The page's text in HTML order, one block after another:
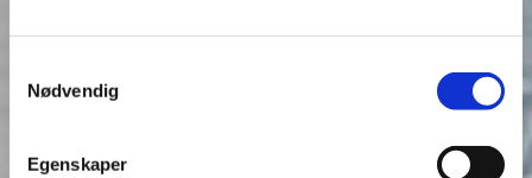
Nødvendig
Egenskaper